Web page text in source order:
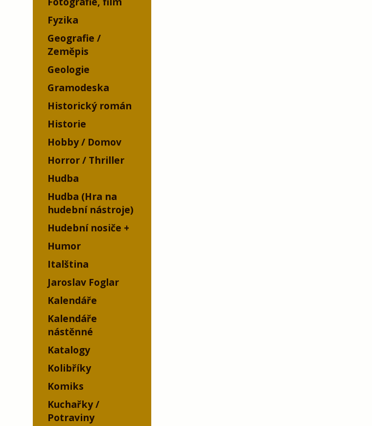
Fyzika
Geografie /
Zeměpis
Geologie
Gramodeska
Historický román
Historie
Hobby / Domov
Horror / Thriller
Hudba
Hudba (Hra na
hudební nástroje)
Hudební nosiče
Humor
Italština
Jaroslav Foglar
Kalendáře
Kalendáře
nástěnné
Katalogy
Kolibříky
Komiks
Kuchařky /
Potraviny